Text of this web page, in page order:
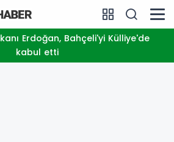
kabul etti